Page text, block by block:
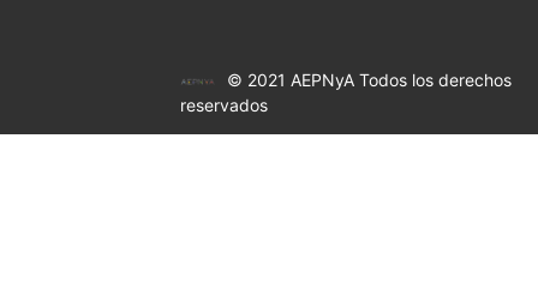
© 2021 AEPNyA Todos los derechos
reservados